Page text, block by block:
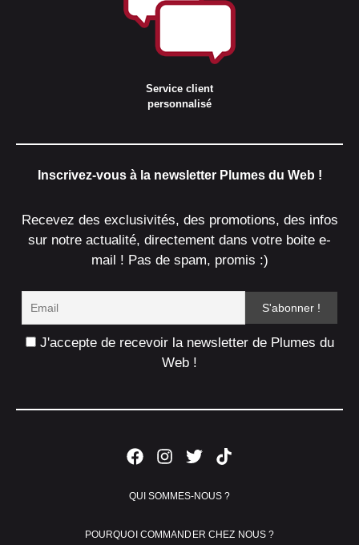
Service client
personnalisé
Inscrivez-vous à la newsletter Plumes du Web !
Recevez des exclusivités, des promotions, des infos
sur notre actualité, directement dans votre boite e-
mail ! Pas de spam, promis :)
J'accepte de recevoir la newsletter de Plumes du
Web !
QUI SOMMES-NOUS ?
POURQUOI COMMANDER CHEZ NOUS ?